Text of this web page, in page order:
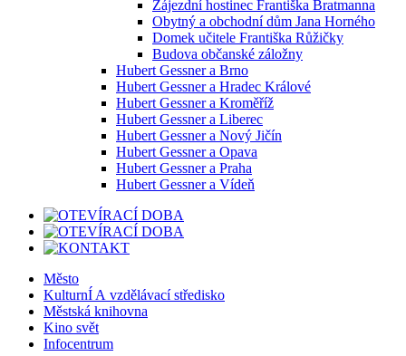
Zájezdní hostinec Františka Bratmanna
Obytný a obchodní dům Jana Horného
Domek učitele Františka Růžičky
Budova občanské záložny
Hubert Gessner a Brno
Hubert Gessner a Hradec Králové
Hubert Gessner a Kroměříž
Hubert Gessner a Liberec
Hubert Gessner a Nový Jičín
Hubert Gessner a Opava
Hubert Gessner a Praha
Hubert Gessner a Vídeň
Město
KulturnÍ A vzdělávací středisko
Městská knihovna
Kino svět
Infocentrum